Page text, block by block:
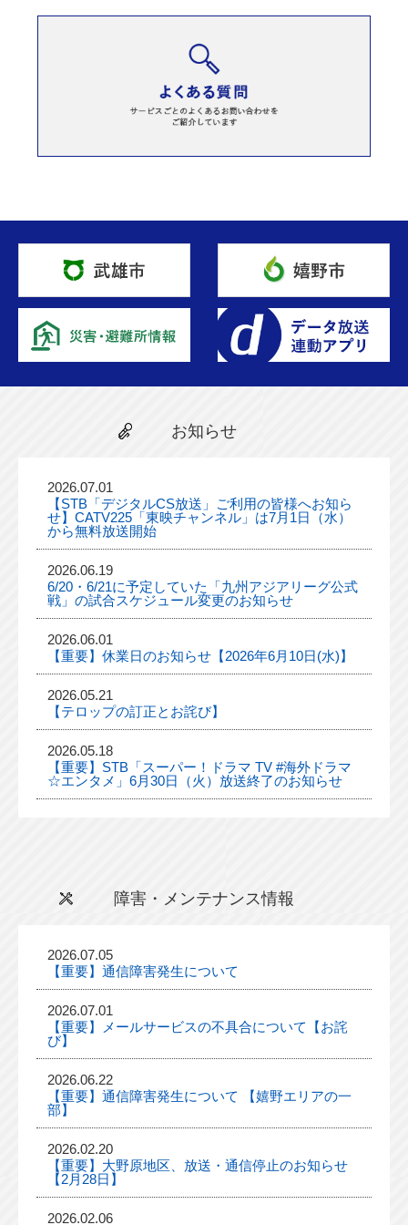
お知らせ
2026.07.01
【STB「デジタルCS放送」ご利用の皆様へお知ら
せ】CATV225「東映チャンネル」は7月1日（水）
から無料放送開始
2026.06.19
6/20・6/21に予定していた「九州アジアリーグ公式
戦」の試合スケジュール変更のお知らせ
2026.06.01
【重要】休業日のお知らせ【2026年6月10日(水)】
2026.05.21
【テロップの訂正とお詫び】
2026.05.18
【重要】STB「スーパー！ドラマ TV #海外ドラマ
☆エンタメ」6月30日（火）放送終了のお知らせ
障害・メンテナンス情報
2026.07.05
【重要】通信障害発生について
2026.07.01
【重要】メールサービスの不具合について【お詫
び】
2026.06.22
【重要】通信障害発生について 【嬉野エリアの一
部】
2026.02.20
【重要】大野原地区、放送・通信停止のお知らせ
【2月28日】
2026.02.06